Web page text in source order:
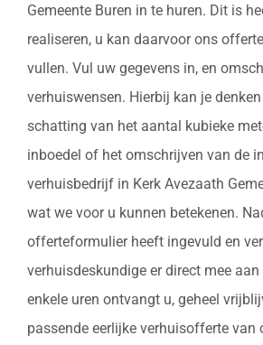
Gemeente Buren in te huren. Dit is
realiseren, u kan daarvoor ons
vullen. Vul uw gegevens in, en
verhuiswensen. Hierbij kan je
schatting van het aantal kubieke
inboedel of het omschrijven van de
verhuisbedrijf in Kerk Avezaath
wat we voor u kunnen betekenen.
offerteformulier heeft ingevuld en
verhuisdeskundige er direct mee
enkele uren ontvangt u, geheel
passende eerlijke verhuisofferte van